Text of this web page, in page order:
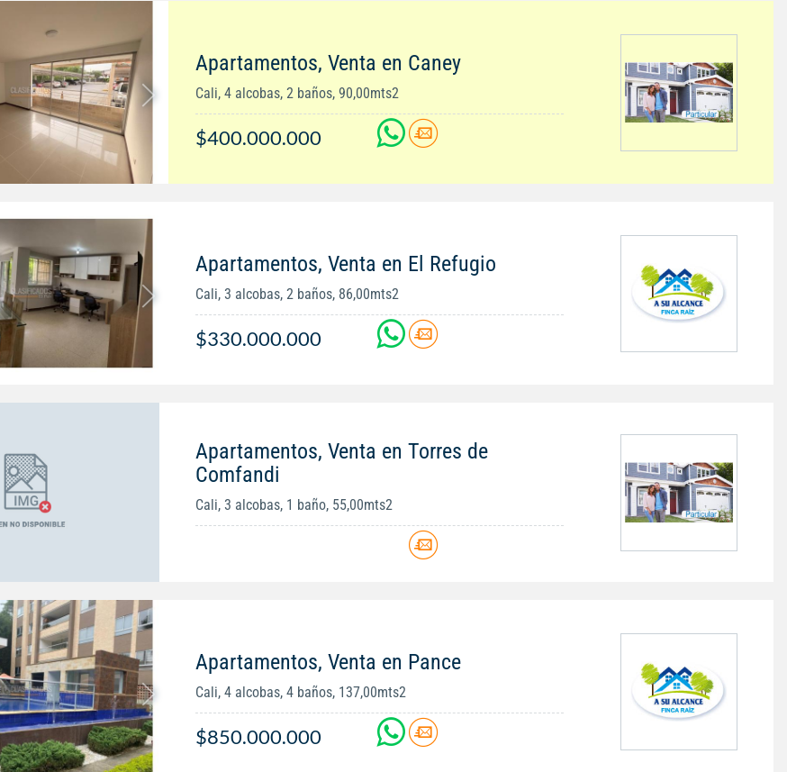
Apartamentos, Venta en Caney
Cali, 4 alcobas, 2 baños, 90,00mts2
$400.000.000
Apartamentos, Venta en El Refugio
Cali, 3 alcobas, 2 baños, 86,00mts2
$330.000.000
Apartamentos, Venta en Torres de
Comfandi
Cali, 3 alcobas, 1 baño, 55,00mts2
Apartamentos, Venta en Pance
Cali, 4 alcobas, 4 baños, 137,00mts2
$850.000.000